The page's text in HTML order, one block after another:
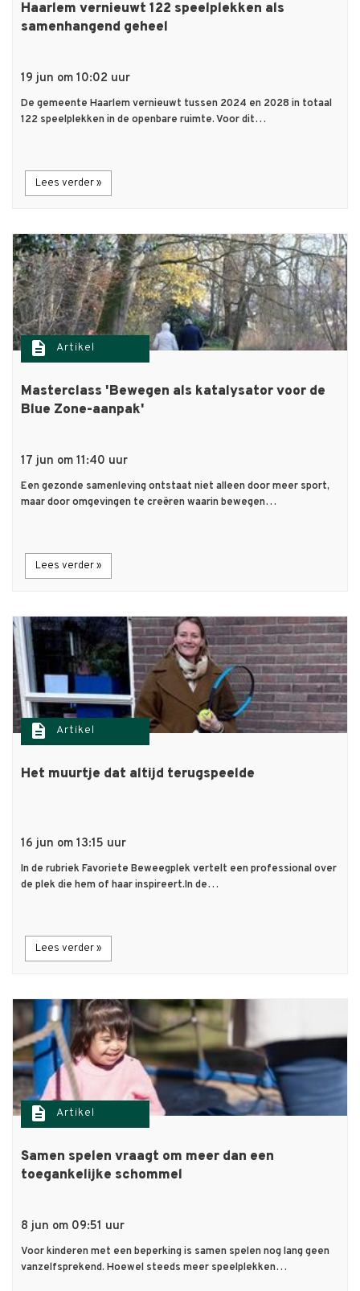
Haarlem vernieuwt 122 speelplekken als
samenhangend geheel
19 jun om 10:02 uur
De gemeente Haarlem vernieuwt tussen 2024 en 2028 in totaal
122 speelplekken in de openbare ruimte. Voor dit…
Lees verder »
description Artikel
Masterclass 'Bewegen als katalysator voor de
Blue Zone-aanpak'
17 jun om 11:40 uur
Een gezonde samenleving ontstaat niet alleen door meer sport,
maar door omgevingen te creëren waarin bewegen…
Lees verder »
description Artikel
Het muurtje dat altijd terugspeelde
16 jun om 13:15 uur
In de rubriek Favoriete Beweegplek vertelt een professional over
de plek die hem of haar inspireert.In de…
Lees verder »
description Artikel
Samen spelen vraagt om meer dan een
toegankelijke schommel
8 jun om 09:51 uur
Voor kinderen met een beperking is samen spelen nog lang geen
vanzelfsprekend. Hoewel steeds meer speelplekken…